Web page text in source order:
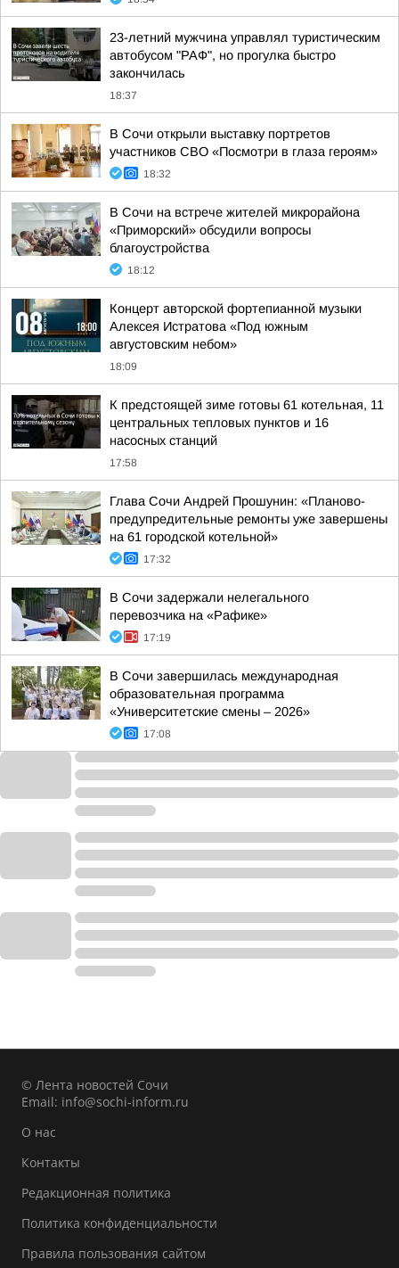
23-летний мужчина управлял туристическим
автобусом "РАФ", но прогулка быстро
закончилась
18:37
В Сочи открыли выставку портретов
участников СВО «Посмотри в глаза героям»
18:32
В Сочи на встрече жителей микрорайона
«Приморский» обсудили вопросы
благоустройства
18:12
Концерт авторской фортепианной музыки
Алексея Истратова «Под южным
августовским небом»
18:09
К предстоящей зиме готовы 61 котельная, 11
центральных тепловых пунктов и 16
насосных станций
17:58
Глава Сочи Андрей Прошунин: «Планово-
предупредительные ремонты уже завершены
на 61 городской котельной»
17:32
В Сочи задержали нелегального
перевозчика на «Рафике»
17:19
В Сочи завершилась международная
образовательная программа
«Университетские смены – 2026»
17:08
© Лента новостей Сочи
Email: info@sochi-inform.ru
О нас
Контакты
Редакционная политика
Политика конфиденциальности
Правила пользования сайтом